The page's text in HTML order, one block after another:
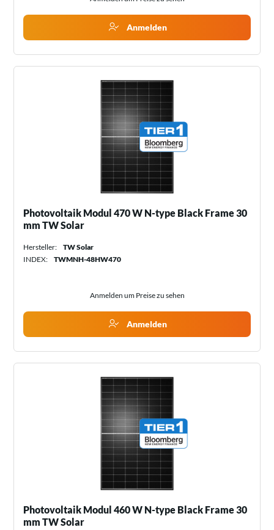
Anmelden
Photovoltaik Modul 470 W N-type Black Frame 30
mm TW Solar
Hersteller:
TW Solar
INDEX:
TWMNH-48HW470
Anmelden um Preise zu sehen
Anmelden
Photovoltaik Modul 460 W N-type Black Frame 30
mm TW Solar